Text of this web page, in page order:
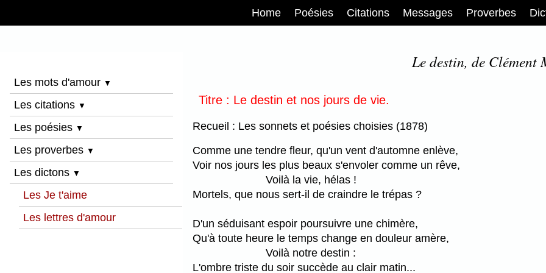
Home Poésies Citations Messages Proverbes
Les mots d'amour ▼
Les citations ▼
Les poésies ▼
Les proverbes ▼
Les dictons ▼
Les Je t'aime
Les lettres d'amour
Le destin, de Clément
Titre : Le destin et nos jours de vie.
Recueil : Les sonnets et poésies choisies (1878)
Comme une tendre fleur, qu'un vent d'automne enlève,
Voir nos jours les plus beaux s'envoler comme un rêve,
Voilà la vie, hélas !
Mortels, que nous sert-il de craindre le trépas ?
D'un séduisant espoir poursuivre une chimère,
Qu'à toute heure le temps change en douleur amère,
Voilà notre destin :
L'ombre triste du soir succède au clair matin...